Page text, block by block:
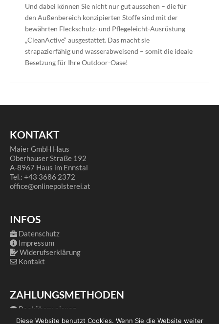
Und dabei können Sie nicht nur gut aussehen – die für
den Außenbereich konzipierten Stoffe sind mit der
bewährten Fleckschutz- und Pflegeleicht-Ausrüstung
„CleanActive“ ausgestattet. Das macht sie
strapazierfähig und wasserabweisend – somit die ideale
Besetzung für Ihre Outdoor-Oase!
KONTAKT
Maier GmbH Haus
Oberhauser Straße 192
A-8967 Haus im Ennstal
Tel.: +43 3686 2372
office@onlinepolsterei.at
INFOS
Datenschutz
Impressum
Widerufserklärung
Kontakt
ZAHLUNGSMETHODEN
Banküberweisung
PayPal
Diese Website benutzt Cookies. Wenn Sie die Website weiter